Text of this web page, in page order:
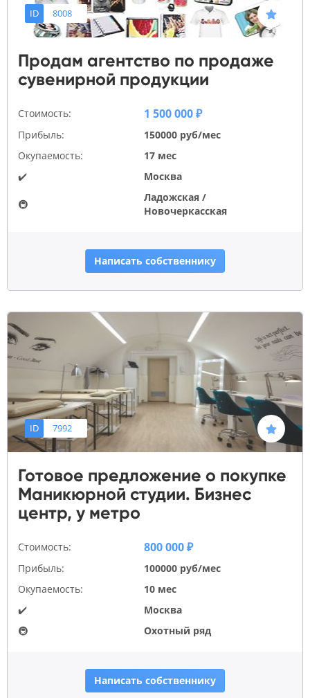
ID 8008
Продам агентство по продаже
сувенирной продукции
Стоимость: 1 500 000 ₽
Прибыль:
150000 руб/мес
Окупаемость:
17 мес
✔️
Москва
🚇
Ладожская /
Новочеркасская
Написать собственнику
ID 7992
Готовое предложение о покупке
Маникюрной студии. Бизнес
центр, у метро
Стоимость: 800 000 ₽
Прибыль:
100000 руб/мес
Окупаемость:
10 мес
✔️
Москва
🚇
Охотный ряд
Написать собственнику